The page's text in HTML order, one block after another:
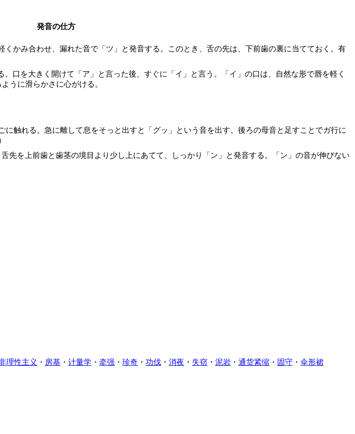
発音の仕方
くかみ合わせ、漏れた音で「ツ」と発音する。このとき、舌の先は、下前歯の裏に当てておく。有
口を大きく開けて「ア」と言った後、すぐに「イ」と言う。「イ」の口は、自然な形で唇を軽く
うに滑らかさに心がける。
に触れる。急に離して息をそっと出すと「グッ」という音を出す。後ろの母音と足すことでガ行に
先を上前歯と歯茎の境目より少し上にあてて、しっかり「ン」と発音する。「ン」の音が伸びない
理性主义 ・ 房基 ・ 计量学 ・ 牵强 ・ 珍奇 ・ 功伐 ・ 消夜 ・ 失窃 ・ 泥岩 ・ 通货紧缩 ・ 固守 ・ 伞形裙